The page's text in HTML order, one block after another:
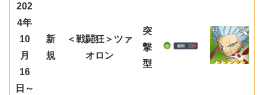
202
4年
10
月
16
日～
新
規
＜戦闘狂＞ツァ
オロン
突
撃
型